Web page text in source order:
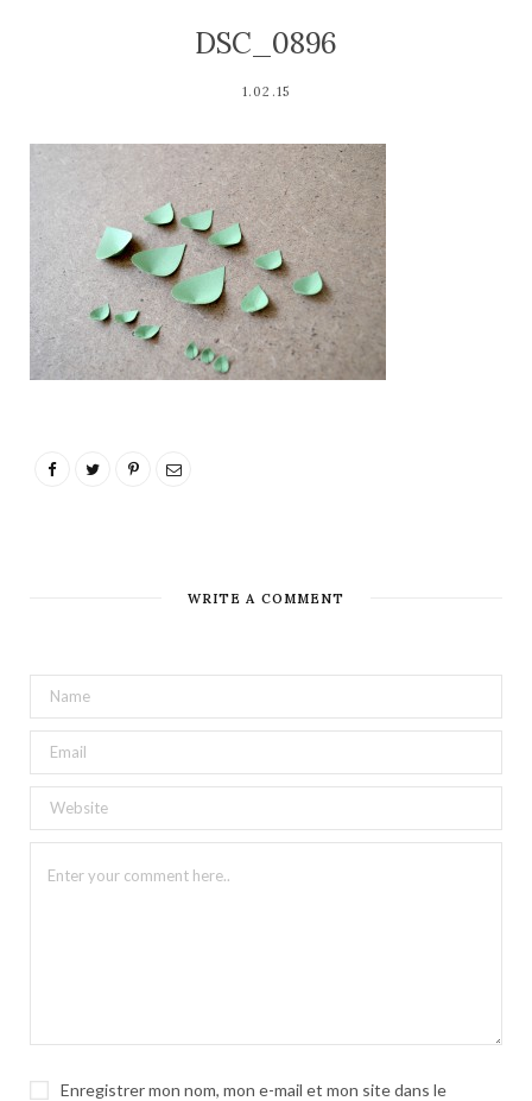
DSC_0896
1.02.15
WRITE A COMMENT
Enregistrer mon nom, mon e-mail et mon site dans le